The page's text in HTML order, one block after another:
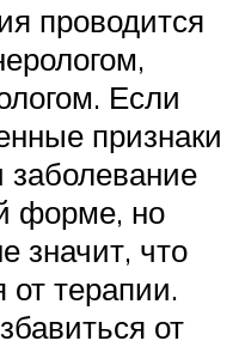
проводится
Если
признаки
заболевание
форме, но
значит, что
от терапии.
от